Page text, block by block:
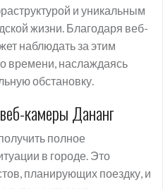
и уникальным
жизни. Благодаря веб-
наблюдать за этим
времени, наслаждаясь
обстановку.
камеры Дананг
полное
в городе. Это
планирующих поездку, и